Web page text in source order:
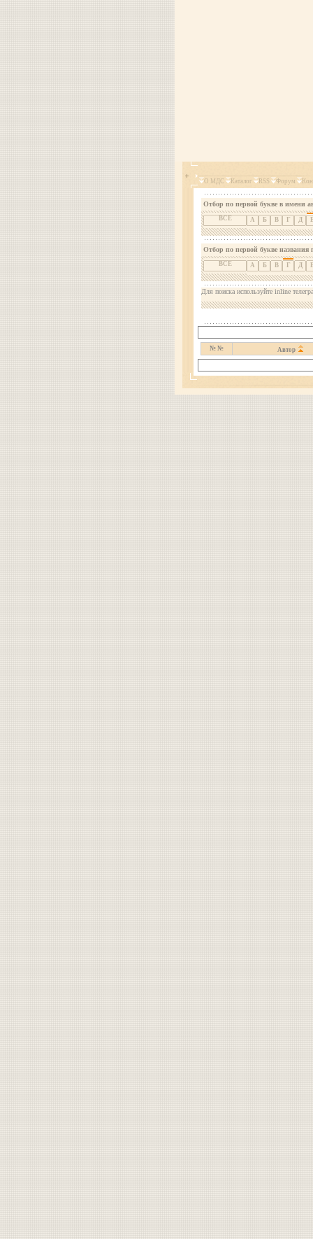
О МДС Каталог RSS Форум
Отбор по первой букве в имени
ВСЕ А Б В Г Д
Отбор по первой букве названия
ВСЕ А Б В Г Д
Для поиска используйте inline
№ № Автор